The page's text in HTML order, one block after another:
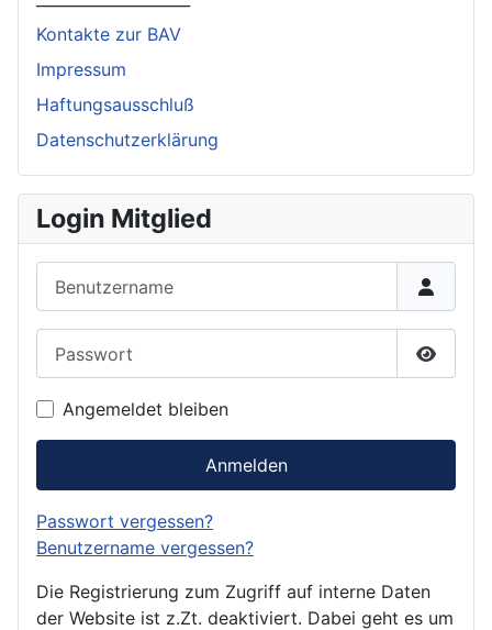
Kontakte zur BAV
Impressum
Haftungsausschluß
Datenschutzerklärung
Login Mitglied
Angemeldet bleiben
Anmelden
Passwort vergessen?
Benutzername vergessen?
Die Registrierung zum Zugriff auf interne Daten
der Website ist z.Zt. deaktiviert. Dabei geht es um